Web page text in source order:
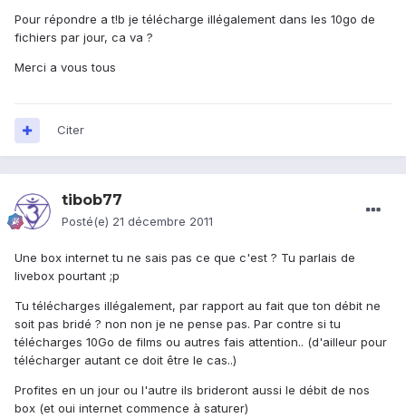
Pour répondre a t!b je télécharge illégalement dans les 10go de
fichiers par jour, ca va ?
Merci a vous tous
Citer
tibob77
Posté(e) 21 décembre 2011
Une box internet tu ne sais pas ce que c'est ? Tu parlais de
livebox pourtant ;p
Tu télécharges illégalement, par rapport au fait que ton débit ne
soit pas bridé ? non non je ne pense pas. Par contre si tu
télécharges 10Go de films ou autres fais attention.. (d'ailleur pour
télécharger autant ce doit être le cas..)
Profites en un jour ou l'autre ils brideront aussi le débit de nos
box (et oui internet commence à saturer)